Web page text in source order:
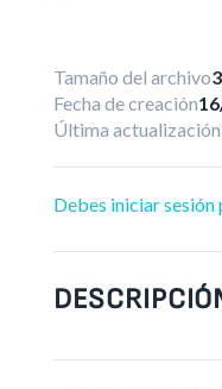
Tamaño del archivo
Fecha de creación
Última actualización
Debes iniciar